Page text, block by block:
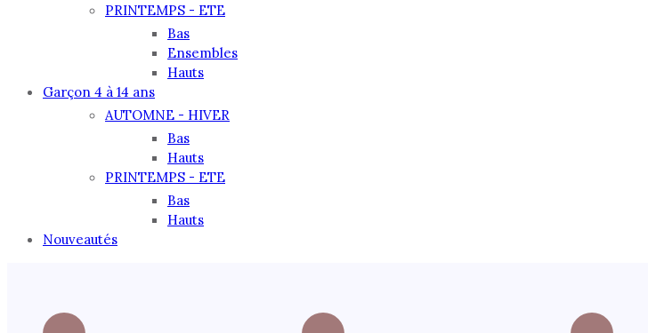
PRINTEMPS - ETE
Bas
Ensembles
Hauts
Garçon 4 à 14 ans
AUTOMNE - HIVER
Bas
Hauts
PRINTEMPS - ETE
Bas
Hauts
Nouveautés